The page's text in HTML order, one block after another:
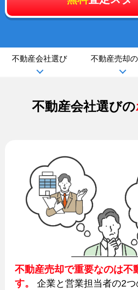
不動産会社選び 不動産売却
不動産会社選びの
不動産売却で重要なのは不
す。
企業と営業担当者の2